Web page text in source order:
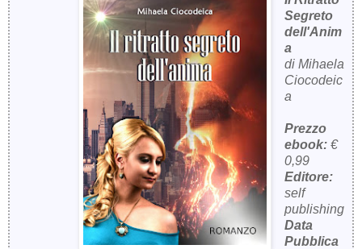
Segreto
dell'Anim
a
di Mihaela
Ciocodeic
a
Prezzo
ebook:€
0,99
Editore:
self
publishing
Data
Pubblica